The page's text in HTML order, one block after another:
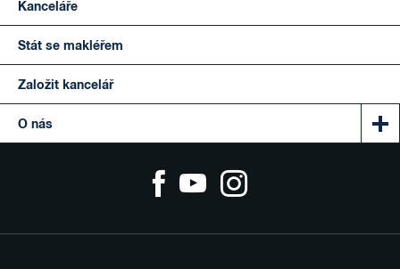
Kanceláře
Stát se makléřem
Založit kancelář
O nás